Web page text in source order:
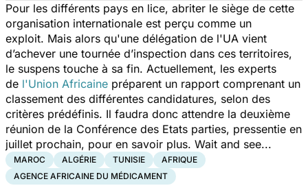
Pour les différents pays en lice, abriter le siège de cette
organisation internationale est perçu comme un
exploit. Mais alors qu'une délégation de l'UA vient
d’achever une tournée d’inspection dans ces territoires,
le suspens touche à sa fin. Actuellement, les experts
de l'Union Africaine préparent un rapport comprenant un
classement des différentes candidatures, selon des
critères prédéfinis. Il faudra donc attendre la deuxième
réunion de la Conférence des Etats parties, pressentie en
juillet prochain, pour en savoir plus. Wait and see...
MAROC ALGÉRIE TUNISIE
AFRIQUE
AGENCE AFRICAINE DU MÉDICAMENT